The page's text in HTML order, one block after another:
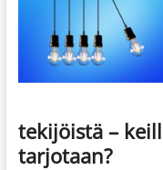
tekijöistä –
tarjotaan?